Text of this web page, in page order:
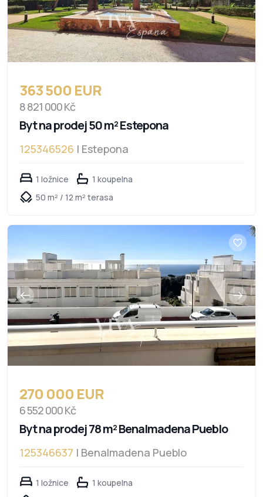
363 500 EUR
8 821 000 Kč
Byt na prodej 50 m² Estepona
125346526 | Estepona
1 ložnice
1 koupelna
50 m² / 12 m² terasa
270 000 EUR
6 552 000 Kč
Byt na prodej 78 m² Benalmadena Pueblo
125346637 | Benalmadena Pueblo
1 ložnice
1 koupelna